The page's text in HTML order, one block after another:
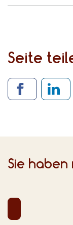
Seite
Sie